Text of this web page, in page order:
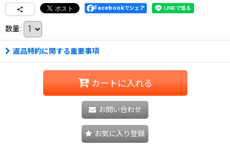
Facebookでシェア
数量:
返品特約に関する重要事項
カートに入れる
お問い合わせ
お気に入り登録